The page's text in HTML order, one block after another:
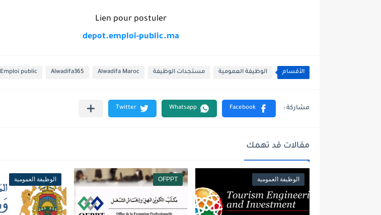
Lien pour postuler
depot.emploi-public.ma
الأقسام الوظيفة العمومية مستجدات الوظيفة Alwadifa Maroc
Alwadifa365
Emploi public
مقالات قد تهمك
الوظيفة العمومية OFPPT الوظيفة العمومية